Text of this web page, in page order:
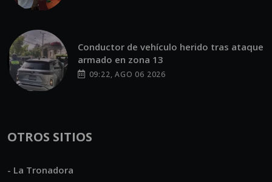
Conductor de vehículo herido tras ataque
armado en zona 13
09:22, AGO 06 2026
OTROS SITIOS
- La Tronadora